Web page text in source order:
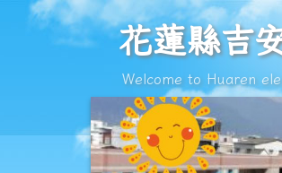
跳至主內容區
花蓮縣吉安鄉化
花蓮縣吉
Welcome to Huaren